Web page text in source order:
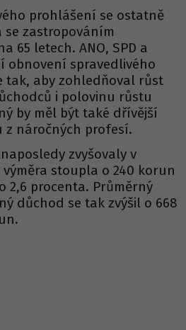
prohlášení se ostatně
se zastropováním
65 letech. ANO, SPD a
obnovení spravedlivého
tak, aby zohledňoval růst
i polovinu růstu
by měl být také dřívější
náročných profesí.
zvyšovaly v
stoupla o 240 korun
2,6 procenta. Průměrný
důchod se tak zvýšil o 668